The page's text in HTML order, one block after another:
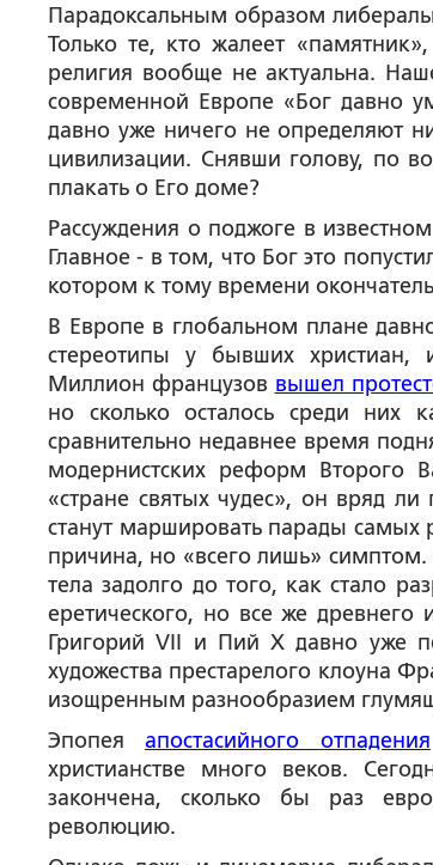
Парадоксальным образом
Только те, кто жалеет
религия вообще не актуальна.
современной Европе «Бог давно
давно уже ничего не определяют
цивилизации. Снявши голову, по
плакать о Его доме?
Рассуждения о поджоге в
Главное - в том, что Бог это
котором к тому времени
В Европе в глобальном плане
стереотипы у бывших христиан,
Миллион французов вышел
но сколько осталось среди них
сравнительно недавнее время
модернистских реформ Второго
«стране святых чудес», он вряд
станут маршировать парады
причина, но «всего лишь»
тела задолго до того, как стало
еретического, но все же
Григорий VII и Пий X давно уже
художества престарелого клоуна
изощренным разнообразием
Эпопеяапостасийного отпадения
христианстве много веков.
закончена, сколько бы раз
революцию.